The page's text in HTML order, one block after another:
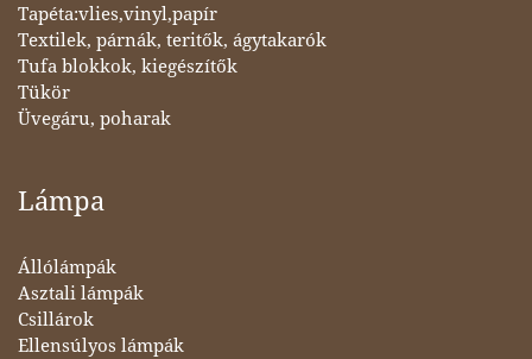
Tapéta:vlies,vinyl,papír
Textilek, párnák, teritők, ágytakarók
Tufa blokkok, kiegészítők
Tükör
Üvegáru, poharak
Lámpa
Állólámpák
Asztali lámpák
Csillárok
Ellensúlyos lámpák